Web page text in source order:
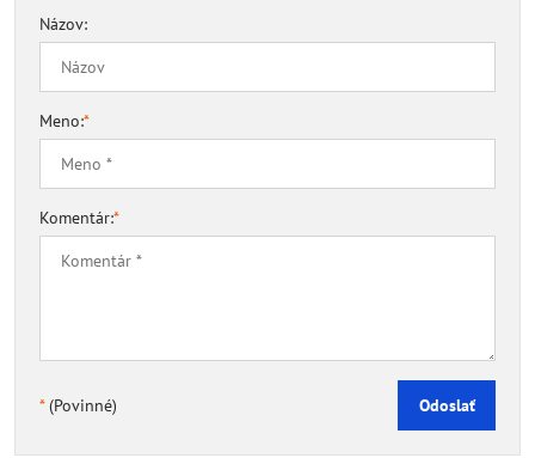
Názov:
Meno:*
Komentár:*
*(Povinné) Odoslať